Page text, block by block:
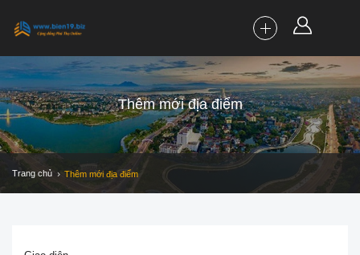
Thêm mới địa điểm
Trang chủ Thêm mới địa điểm